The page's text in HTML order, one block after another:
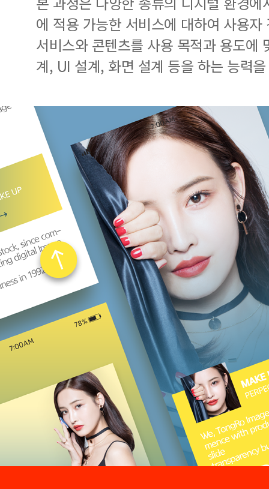
에 적용 가능한 서비스에 대하여 사용
서비스와 콘텐츠를 사용 목적과 용도에
계, UI 설계, 화면 설계 등을 하는 능력